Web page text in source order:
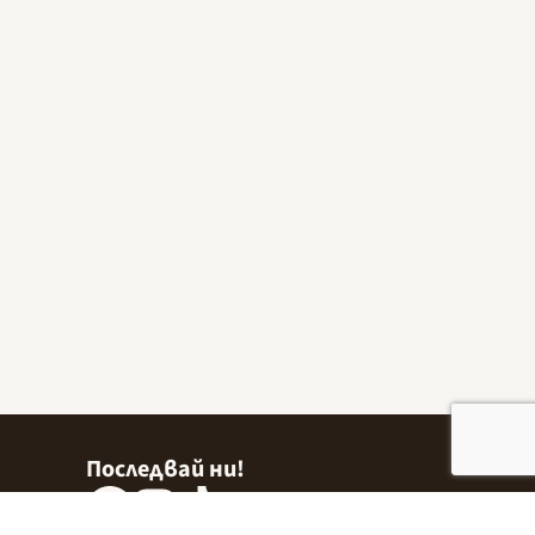
Последвай ни!